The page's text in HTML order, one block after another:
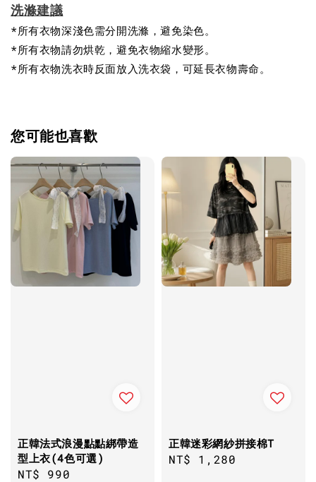
洗滌建議
*所有衣物深淺色需分開洗滌，避免染色。
*所有衣物請勿烘乾，避免衣物縮水變形。
*所有衣物洗衣時反面放入洗衣袋，可延長衣物壽命。
您可能也喜歡
正韓法式浪漫點點綁帶造
型上衣(4色可選)
Regular
NT$ 990
正韓迷彩網紗拼接棉T
Regular
NT$ 1,280